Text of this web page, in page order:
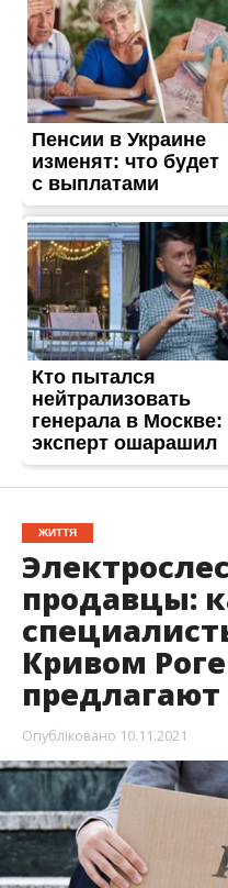
ЖИТТЯ
продавцы:
Кривом
Опубліковано 10.11.2021